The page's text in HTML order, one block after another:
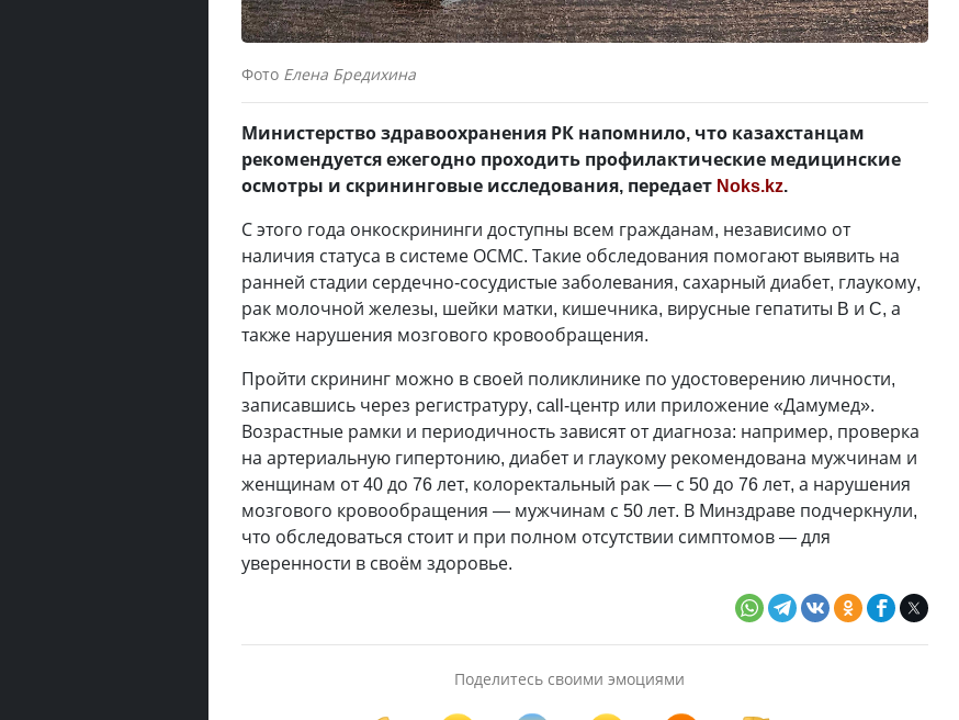
Фото Елена Бредихина
Министерство здравоохранения РК напомнило, что казахстанцам
рекомендуется ежегодно проходить профилактические медицинские
осмотры и скрининговые исследования, передает Noks.kz.
С этого года онкоскрининги доступны всем гражданам, независимо от
наличия статуса в системе ОСМС. Такие обследования помогают выявить на
ранней стадии сердечно-сосудистые заболевания, сахарный диабет, глаукому,
рак молочной железы, шейки матки, кишечника, вирусные гепатиты B и C, а
также нарушения мозгового кровообращения.
Пройти скрининг можно в своей поликлинике по удостоверению личности,
записавшись через регистратуру, call-центр или приложение «Дамумед».
Возрастные рамки и периодичность зависят от диагноза: например, проверка
на артериальную гипертонию, диабет и глаукому рекомендована мужчинам и
женщинам от 40 до 76 лет, колоректальный рак — с 50 до 76 лет, а нарушения
мозгового кровообращения — мужчинам с 50 лет. В Минздраве подчеркнули,
что обследоваться стоит и при полном отсутствии симптомов — для
уверенности в своём здоровье.
Поделитесь своими эмоциями